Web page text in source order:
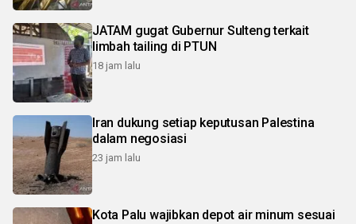
JATAM gugat Gubernur Sulteng terkait
limbah tailing di PTUN
18 jam lalu
Iran dukung setiap keputusan Palestina
dalam negosiasi
23 jam lalu
Kota Palu wajibkan depot air minum sesuai